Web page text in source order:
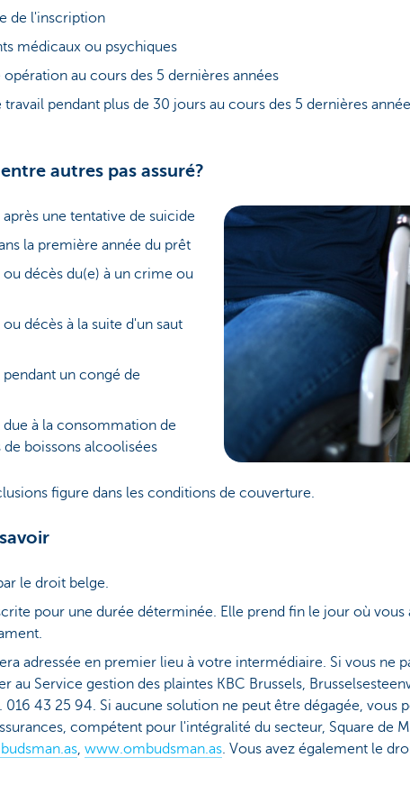
de l'inscription
médicaux ou psychiques
au cours des 5 dernières années
pendant plus de 30 jours au cours des 5 dernières
autres pas assuré?
après une tentative de suicide
la première année du prêt
ou décès du(e) à un crime ou
décès à la suite d'un saut
pendant un congé de
due à la consommation de
de boissons alcoolisées
figure dans les conditions de couverture.
le droit belge.
pour une durée déterminée. Elle prend fin le jour où
adressée en premier lieu à votre intermédiaire. Si vous ne
au Service gestion des plaintes KBC Brussels,
016 43 25 94. Si aucune solution ne peut être dégagée, vous
compétent pour l'intégralité du secteur, Square de
www.ombudsman.as . Vous avez également le